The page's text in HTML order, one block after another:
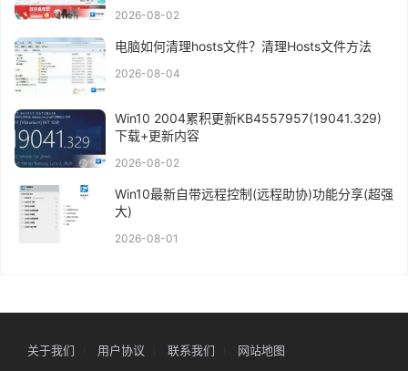
2026-08-02
电脑如何清理hosts文件？清理Hosts文件方法
2026-08-04
Win10 2004累积更新KB4557957(19041.329)
下载+更新内容
2026-08-02
Win10最新自带远程控制(远程助协)功能分享(超强
大)
2026-08-01
关于我们 用户协议 联系我们 网站地图